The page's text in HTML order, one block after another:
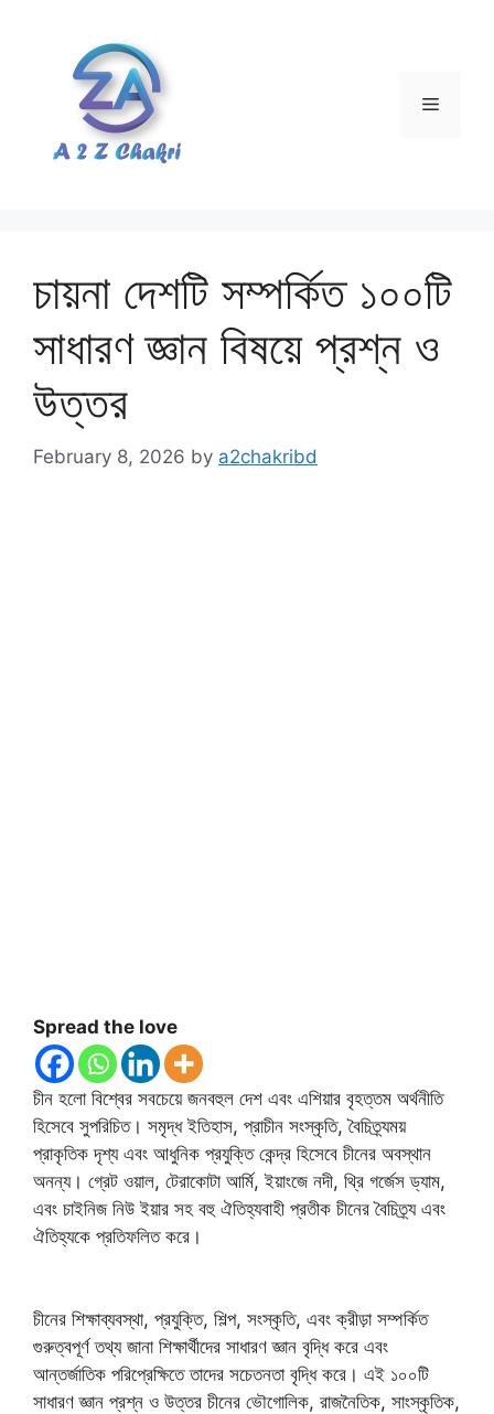
Menu
চায়না দেশটি সম্পর্কিত ১০০টি
সাধারণ জ্ঞান বিষয়ে প্রশ্ন ও
উত্তর
February 8, 2026 by a2chakribd
Spread the love
চীন হলো বিশ্বের সবচেয়ে জনবহুল দেশ এবং এশিয়ার বৃহত্তম অর্থনীতি
হিসেবে সুপরিচিত। সমৃদ্ধ ইতিহাস, প্রাচীন সংস্কৃতি, বৈচিত্র্যময়
প্রাকৃতিক দৃশ্য এবং আধুনিক প্রযুক্তি কেন্দ্র হিসেবে চীনের অবস্থান
অনন্য। গ্রেট ওয়াল, টেরাকোটা আর্মি, ইয়াংজে নদী, থ্রি গর্জেস ড্যাম,
এবং চাইনিজ নিউ ইয়ার সহ বহু ঐতিহ্যবাহী প্রতীক চীনের বৈচিত্র্য এবং
ঐতিহ্যকে প্রতিফলিত করে।
চীনের শিক্ষাব্যবস্থা, প্রযুক্তি, শিল্প, সংস্কৃতি, এবং ক্রীড়া সম্পর্কিত
গুরুত্বপূর্ণ তথ্য জানা শিক্ষার্থীদের সাধারণ জ্ঞান বৃদ্ধি করে এবং
আন্তর্জাতিক পরিপ্রেক্ষিতে তাদের সচেতনতা বৃদ্ধি করে। এই ১০০টি
সাধারণ জ্ঞান প্রশ্ন ও উত্তর চীনের ভৌগোলিক, রাজনৈতিক, সাংস্কৃতিক,